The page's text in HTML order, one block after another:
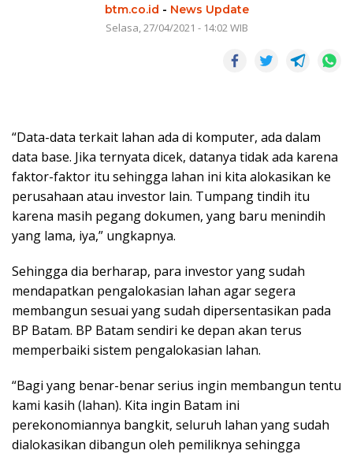
btm.co.id - News Update
Selasa, 27/04/2021 - 14:02 WIB
“Data-data terkait lahan ada di komputer, ada dalam
data base. Jika ternyata dicek, datanya tidak ada karena
faktor-faktor itu sehingga lahan ini kita alokasikan ke
perusahaan atau investor lain. Tumpang tindih itu
karena masih pegang dokumen, yang baru menindih
yang lama, iya,” ungkapnya.
Sehingga dia berharap, para investor yang sudah
mendapatkan pengalokasian lahan agar segera
membangun sesuai yang sudah dipersentasikan pada
BP Batam. BP Batam sendiri ke depan akan terus
memperbaiki sistem pengalokasian lahan.
“Bagi yang benar-benar serius ingin membangun tentu
kami kasih (lahan). Kita ingin Batam ini
perekonomiannya bangkit, seluruh lahan yang sudah
dialokasikan dibangun oleh pemiliknya sehingga